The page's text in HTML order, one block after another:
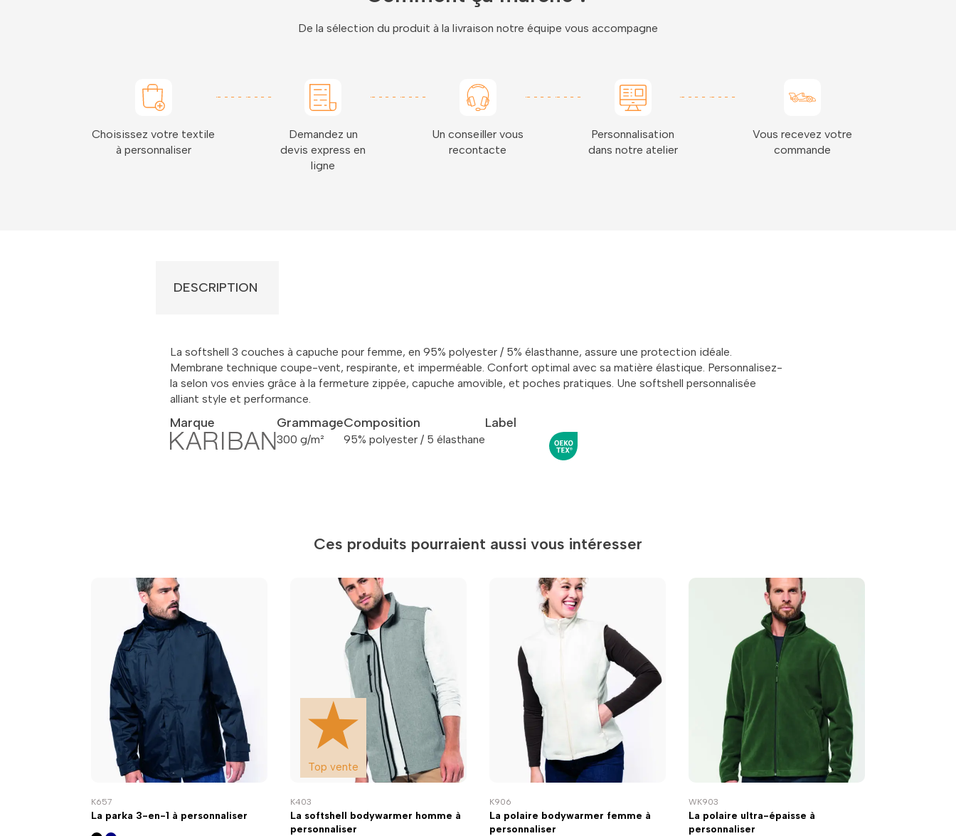
De la sélection du produit à la livraison notre équipe vous accompagne
Choisissez votre textile
à personnaliser
Demandez un
devis express en
ligne
Un conseiller vous
recontacte
Personnalisation
dans notre atelier
Vous recevez votre
commande
DESCRIPTION
La softshell 3 couches à capuche pour femme, en 95% polyester / 5% élasthanne, assure une protection idéale.
Membrane technique coupe-vent, respirante, et imperméable. Confort optimal avec sa matière élastique. Personnalisez-
la selon vos envies grâce à la fermeture zippée, capuche amovible, et poches pratiques. Une softshell personnalisée
alliant style et performance.
Marque Grammage
300 g/m²
Composition
95% polyester / 5 élasthane
Label
Ces produits pourraient aussi vous intéresser
K657
La parka 3-en-1 à personnaliser
Top vente
K403
La softshell bodywarmer homme à
personnaliser
K906
La polaire bodywarmer femme à
personnaliser
WK903
La polaire ultra-épaisse à
personnaliser